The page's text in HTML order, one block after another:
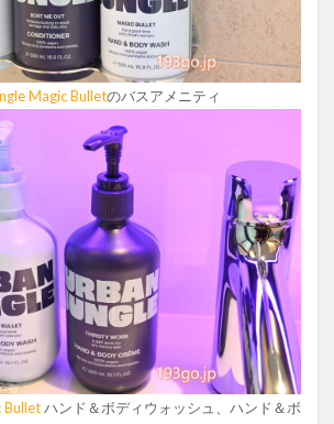
Magic Bulletのバスアメニティ
Bulletハンド＆ボディウォッシュ、ハンド＆ボ